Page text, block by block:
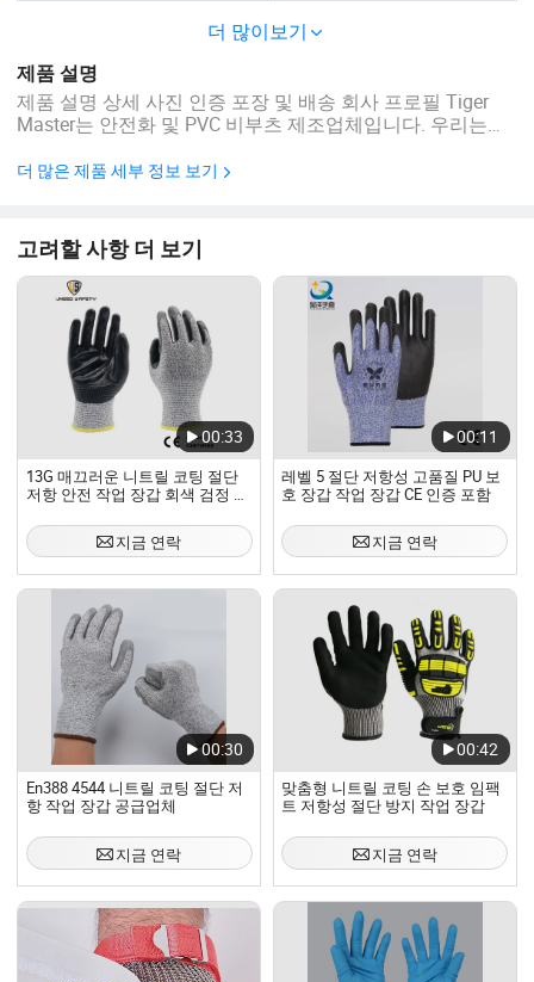
더 많이보기
제품 설명
제품 설명 상세 사진 인증 포장 및 배송 회사 프로필 Tiger
Master는 안전화 및 PVC 비부츠 제조업체입니다. 우리는
당사의 일부 판매 모델은 CE ENISO 20345:2011 및 ASTM
갑, 작업복, 헬멧, 안전조끼, 귀마개 등의 분야에서 그러합니
다. 안전 하네스, 빗길/정장 등 ...
더 많은 제품 세부 정보 보기
고려할 사항 더 보기
00:33
13G 매끄러운 니트릴 코팅 절단
저항 안전 작업 장갑 회색 검정 CE
지금 연락
00:11
레벨 5 절단 저항성 고품질 PU 보
호 장갑 작업 장갑 CE 인증 포함
지금 연락
00:30
En388 4544 니트릴 코팅 절단 저
항 작업 장갑 공급업체
지금 연락
00:42
맞춤형 니트릴 코팅 손 보호 임팩
트 저항성 절단 방지 작업 장갑
지금 연락